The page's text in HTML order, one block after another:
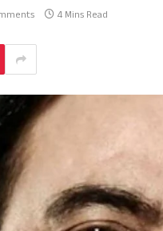
4 Mins Read